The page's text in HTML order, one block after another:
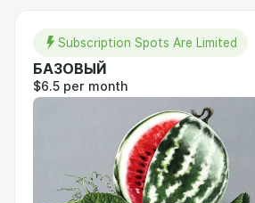
Subscription Spots Are Limited
БАЗОВЫЙ
$6.5 per month